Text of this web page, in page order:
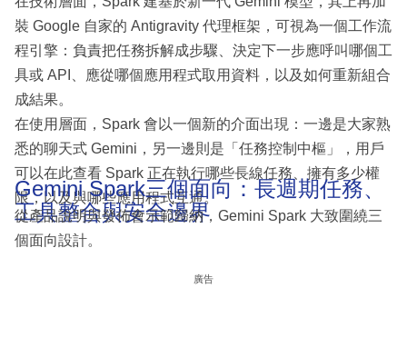
裝 Google 自家的 Antigravity 代理框架，可視為一個工作流
程引擎：負責把任務拆解成步驟、決定下一步應呼叫哪個工
具或 API、應從哪個應用程式取用資料，以及如何重新組合
成結果。
在使用層面，Spark 會以一個新的介面出現：一邊是大家熟
悉的聊天式 Gemini，另一邊則是「任務控制中樞」，用戶
可以在此查看 Spark 正在執行哪些長線任務、擁有多少權
限，以及與哪些應用程式互通。
Gemini Spark三個面向：長週期任務、
工具整合與安全邊界
從產品說明與發佈會示範歸納，Gemini Spark 大致圍繞三
個面向設計。
廣告